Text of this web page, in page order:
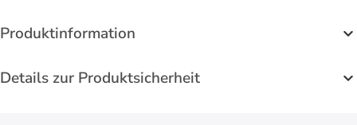
Produktinformation
Details zur Produktsicherheit